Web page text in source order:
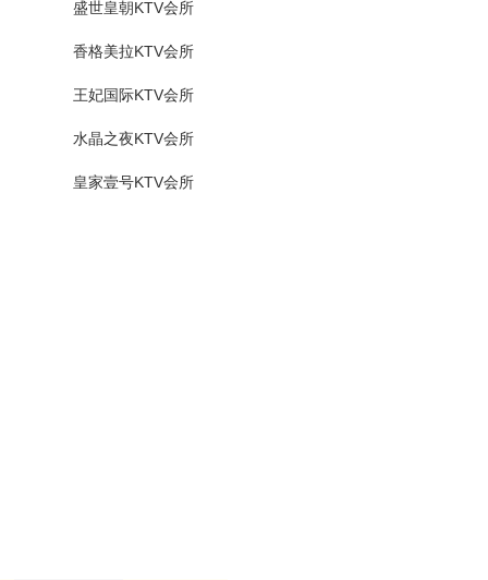
盛世皇朝KTV会所
香格美拉KTV会所
王妃国际KTV会所
水晶之夜KTV会所
皇家壹号KTV会所